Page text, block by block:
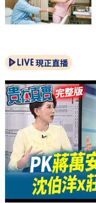
現正直播